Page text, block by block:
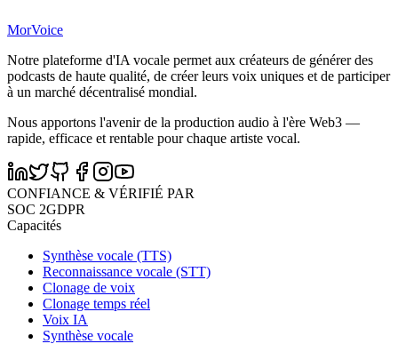
MorVoice
Notre plateforme d'IA vocale permet aux créateurs de générer des
podcasts de haute qualité, de créer leurs voix uniques et de participer
à un marché décentralisé mondial.
Nous apportons l'avenir de la production audio à l'ère Web3 —
rapide, efficace et rentable pour chaque artiste vocal.
CONFIANCE & VÉRIFIÉ PAR
SOC 2GDPR
Capacités
Synthèse vocale (TTS)
Reconnaissance vocale (STT)
Clonage de voix
Clonage temps réel
Voix IA
Synthèse vocale